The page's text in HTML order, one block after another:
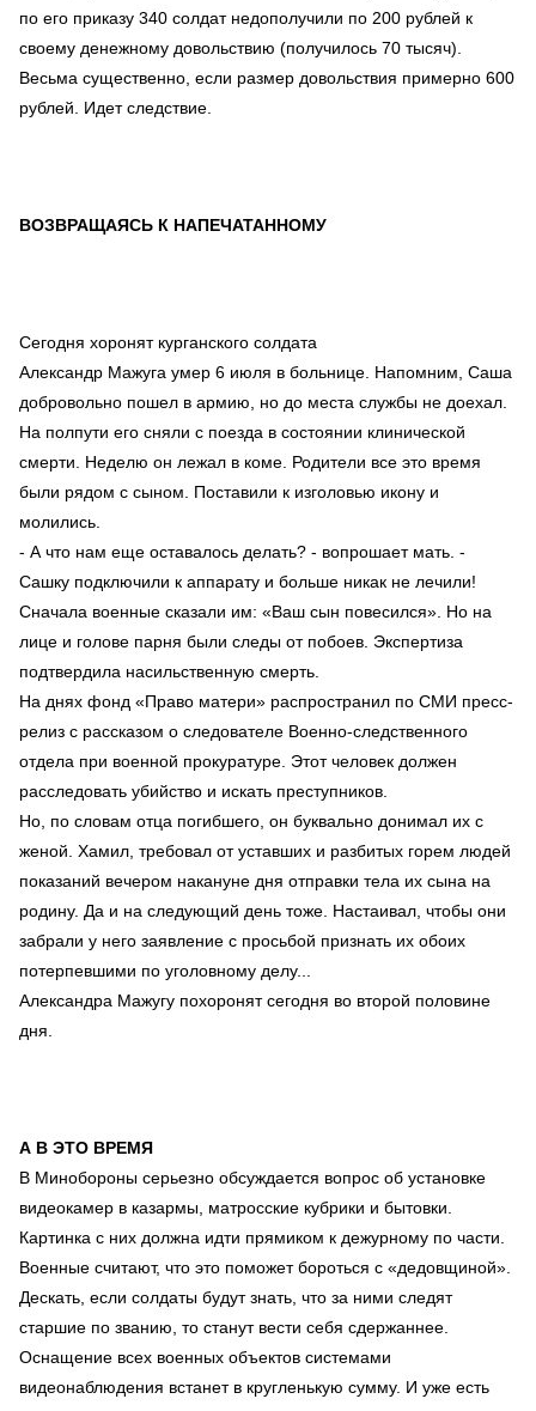
по его приказу 340 солдат недополучили по 200 рублей к
своему денежному довольствию (получилось 70 тысяч).
Весьма существенно, если размер довольствия примерно 600
рублей. Идет следствие.
ВОЗВРАЩАЯСЬ К НАПЕЧАТАННОМУ
Сегодня хоронят курганского солдата
Александр Мажуга умер 6 июля в больнице. Напомним, Саша
добровольно пошел в армию, но до места службы не доехал.
На полпути его сняли с поезда в состоянии клинической
смерти. Неделю он лежал в коме. Родители все это время
были рядом с сыном. Поставили к изголовью икону и
молились.
- А что нам еще оставалось делать? - вопрошает мать. -
Сашку подключили к аппарату и больше никак не лечили!
Сначала военные сказали им: «Ваш сын повесился». Но на
лице и голове парня были следы от побоев. Экспертиза
подтвердила насильственную смерть.
На днях фонд «Право матери» распространил по СМИ пресс-
релиз с рассказом о следователе Военно-следственного
отдела при военной прокуратуре. Этот человек должен
расследовать убийство и искать преступников.
Но, по словам отца погибшего, он буквально донимал их с
женой. Хамил, требовал от уставших и разбитых горем людей
показаний вечером накануне дня отправки тела их сына на
родину. Да и на следующий день тоже. Настаивал, чтобы они
забрали у него заявление с просьбой признать их обоих
потерпевшими по уголовному делу...
Александра Мажугу похоронят сегодня во второй половине
дня.
А В ЭТО ВРЕМЯ
В Минобороны серьезно обсуждается вопрос об установке
видеокамер в казармы, матросские кубрики и бытовки.
Картинка с них должна идти прямиком к дежурному по части.
Военные считают, что это поможет бороться с «дедовщиной».
Дескать, если солдаты будут знать, что за ними следят
старшие по званию, то станут вести себя сдержаннее.
Оснащение всех военных объектов системами
видеонаблюдения встанет в кругленькую сумму. И уже есть